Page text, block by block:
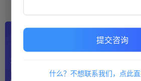
提交咨询
什么？不想联系我们，点此